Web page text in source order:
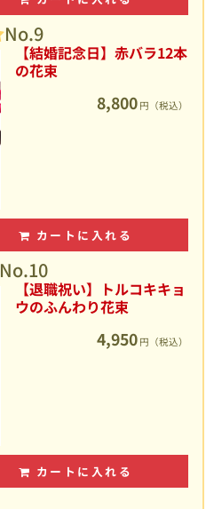
No.9
【結婚記念日】赤バラ12本
の花束
8,800 円（税込）
カートに入れる
No.10
【退職祝い】トルコキキョ
ウのふんわり花束
4,950 円（税込）
カートに入れる